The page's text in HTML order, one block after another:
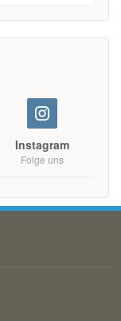
Instagram
Folge uns